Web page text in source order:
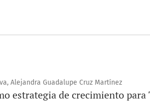
Alejandra Guadalupe Cruz Martínez
estrategia de crecimiento